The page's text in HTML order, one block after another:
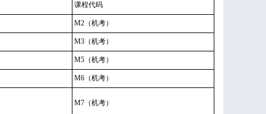
课程代码
M2（机考）
M3（机考）
M5（机考）
M6（机考）
M7（机考）